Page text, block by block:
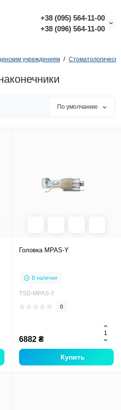
+38 (095) 564-11-00
+38 (096) 564-11-00
учреждениям
По умолчанию
Головка MPAS-Y
В наличии
TSD-MPAS-Y
0
6882 ₴
Купить